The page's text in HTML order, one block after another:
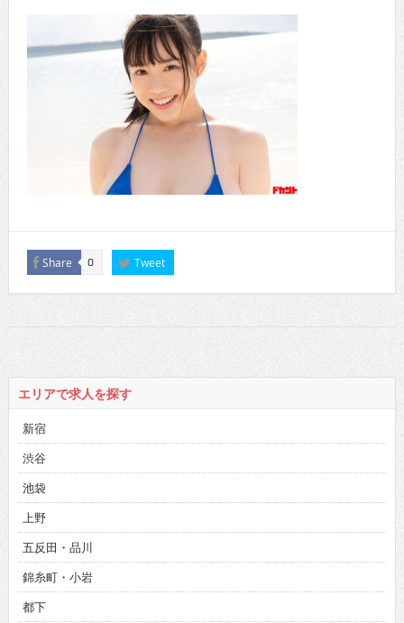
Share 0 Tweet
エリアで求人を探す
新宿
渋谷
池袋
上野
五反田・品川
錦糸町・小岩
都下